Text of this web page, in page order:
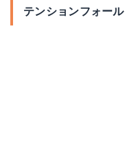
テンションフォール